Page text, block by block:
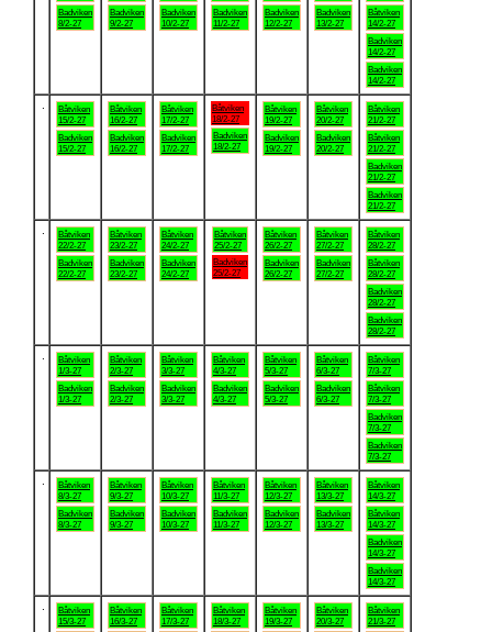
Badviken
8/2-27
Badviken
9/2-27
Badviken
10/2-27
Badviken
11/2-27
Badviken
12/2-27
Badviken
13/2-27
Båtviken
14/2-27
Badviken
14/2-27
Badviken
14/2-27
Båtviken
15/2-27
Badviken
15/2-27
Båtviken
16/2-27
Badviken
16/2-27
Båtviken
17/2-27
Badviken
17/2-27
Båtviken
18/2-27
Badviken
18/2-27
Båtviken
19/2-27
Badviken
19/2-27
Båtviken
20/2-27
Badviken
20/2-27
Båtviken
21/2-27
Båtviken
21/2-27
Badviken
21/2-27
Badviken
21/2-27
Båtviken
22/2-27
Badviken
22/2-27
Båtviken
23/2-27
Badviken
23/2-27
Båtviken
24/2-27
Badviken
24/2-27
Båtviken
25/2-27
Badviken
25/2-27
Båtviken
26/2-27
Badviken
26/2-27
Båtviken
27/2-27
Badviken
27/2-27
Båtviken
28/2-27
Båtviken
28/2-27
Badviken
28/2-27
Badviken
28/2-27
Båtviken
1/3-27
Badviken
1/3-27
Båtviken
2/3-27
Badviken
2/3-27
Båtviken
3/3-27
Badviken
3/3-27
Båtviken
4/3-27
Badviken
4/3-27
Båtviken
5/3-27
Badviken
5/3-27
Båtviken
6/3-27
Badviken
6/3-27
Båtviken
7/3-27
Båtviken
7/3-27
Badviken
7/3-27
Badviken
7/3-27
Båtviken
8/3-27
Badviken
8/3-27
Båtviken
9/3-27
Badviken
9/3-27
Båtviken
10/3-27
Badviken
10/3-27
Båtviken
11/3-27
Badviken
11/3-27
Båtviken
12/3-27
Badviken
12/3-27
Båtviken
13/3-27
Badviken
13/3-27
Båtviken
14/3-27
Båtviken
14/3-27
Badviken
14/3-27
Badviken
14/3-27
Båtviken
15/3-27
Båtviken
16/3-27
Båtviken
17/3-27
Båtviken
18/3-27
Båtviken
19/3-27
Båtviken
20/3-27
Båtviken
21/3-27